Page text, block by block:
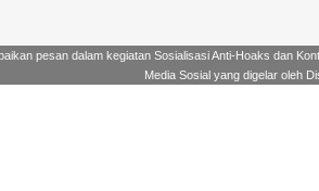
pesan dalam kegiatan Sosialisasi Anti-Hoaks dan
Media Sosial yang digelar oleh